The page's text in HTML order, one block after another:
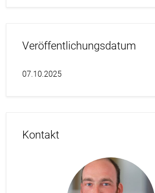
Veröffentlichungsdatum
07.10.2025
Kontakt